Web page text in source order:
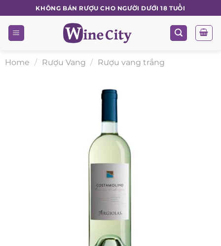
to
content
KHÔNG BÁN RƯỢU CHO NGƯỜI DƯỚI 18 TUỔI
Home / Rượu Vang / Rượu vang trắng